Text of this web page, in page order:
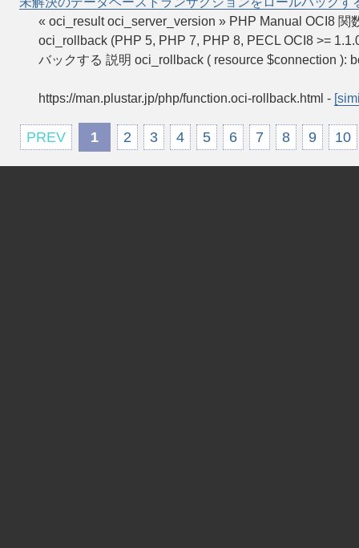
« oci_result oci_server_version » PHP Manual OCI8
oci_rollback (PHP 5, PHP 7, PHP 8, PECL OCI8 >=
バックする 説明 oci_rollback ( resource $connection ):
https://man.plustar.jp/php/function.oci-rollback.html -
PREV 1 2 3 4 5 6 7 8 9 10